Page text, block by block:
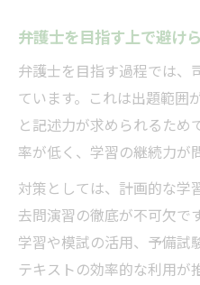
最短ルートのメリ
弁護士資格取得
バイス
司法試験と予備試験
弁護士資格取得
司法試験と予備
ント
弁護士になるた
較
弁護士を目指す上で避け
弁護士を目指す過程では、
ています。これは出題範囲
と記述力が求められるため
率が低く、学習の継続力が
対策としては、計画的な学
去問演習の徹底が不可欠で
学習や模試の活用、予備試
テキストの効率的な利用が